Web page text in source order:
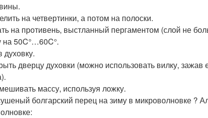
на четвертинки, а потом на полоски.
на противень, выстланный пергаментом (слой не
на 50C°…60C°.
духовку.
дверцу духовки (можно использовать вилку,
массу, используя ложку.
болгарский перец на зиму в микроволновке ?